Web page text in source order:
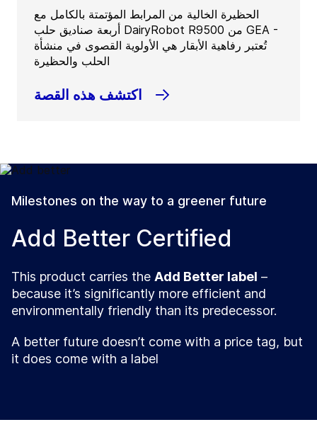
الحظيرة الخالية من المرابط المؤتمتة بالكامل مع
أربعة صناديق حلب DairyRobot R9500 من GEA -
تُعتبر رفاهية الأبقار هي الأولوية القصوى في منشأة
الحلب والحظيرة
اكتشف هذه القصة
Milestones on the way to a greener future
Add Better Certified
This product carries the Add Better label –
because it’s significantly more efficient and
environmentally friendly than its predecessor.
A better future doesn’t come with a price tag, but
it does come with a label